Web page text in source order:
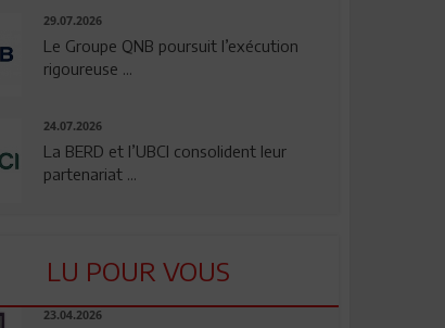
29.07.2026
Le Groupe QNB poursuit l’exécution
rigoureuse ...
24.07.2026
La BERD et l’UBCI consolident leur
partenariat ...
LU POUR VOUS
23.04.2026